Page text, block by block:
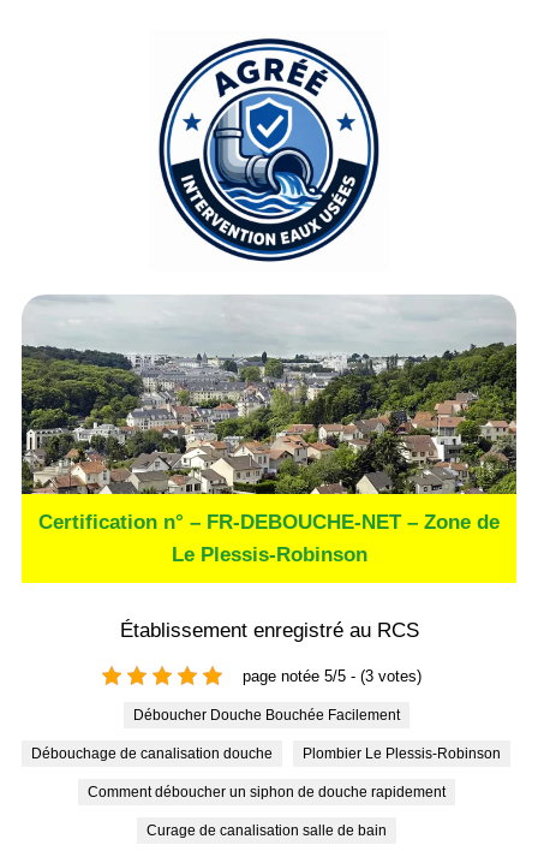
Certification n° – FR-DEBOUCHE-NET – Zone de
Le Plessis-Robinson
Établissement enregistré au RCS
page notée 5/5 - (3 votes)
Déboucher Douche Bouchée Facilement
Débouchage de canalisation douche Plombier Le Plessis-Robinson
Comment déboucher un siphon de douche rapidement
Curage de canalisation salle de bain